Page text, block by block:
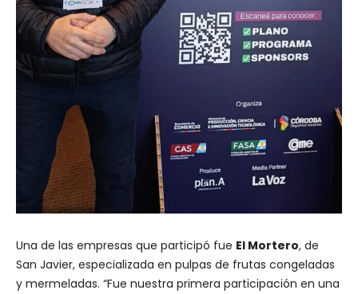
Una de las empresas que participó fue El Mortero, de
San Javier, especializada en pulpas de frutas congeladas
y mermeladas. “Fue nuestra primera participación en una